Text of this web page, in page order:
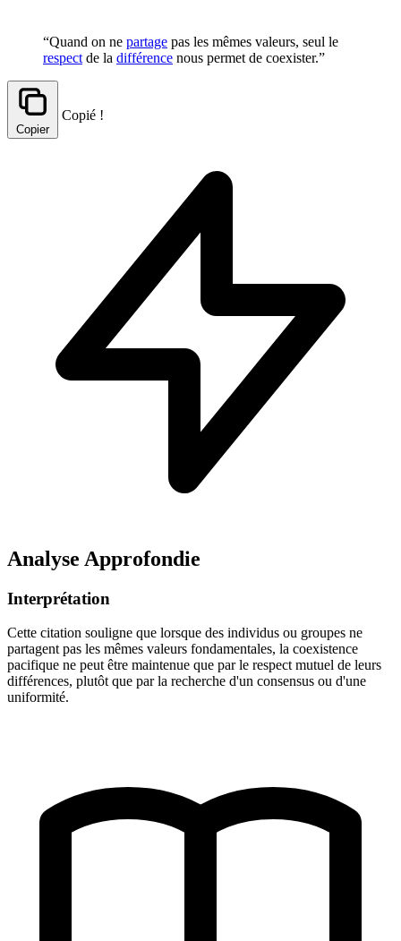
“Quand on ne partage pas les mêmes valeurs, seul le
respect de la différence nous permet de coexister.”
Copier
Copié !
Analyse Approfondie
Interprétation
Cette citation souligne que lorsque des individus ou groupes ne
partagent pas les mêmes valeurs fondamentales, la coexistence
pacifique ne peut être maintenue que par le respect mutuel de leurs
différences, plutôt que par la recherche d'un consensus ou d'une
uniformité.